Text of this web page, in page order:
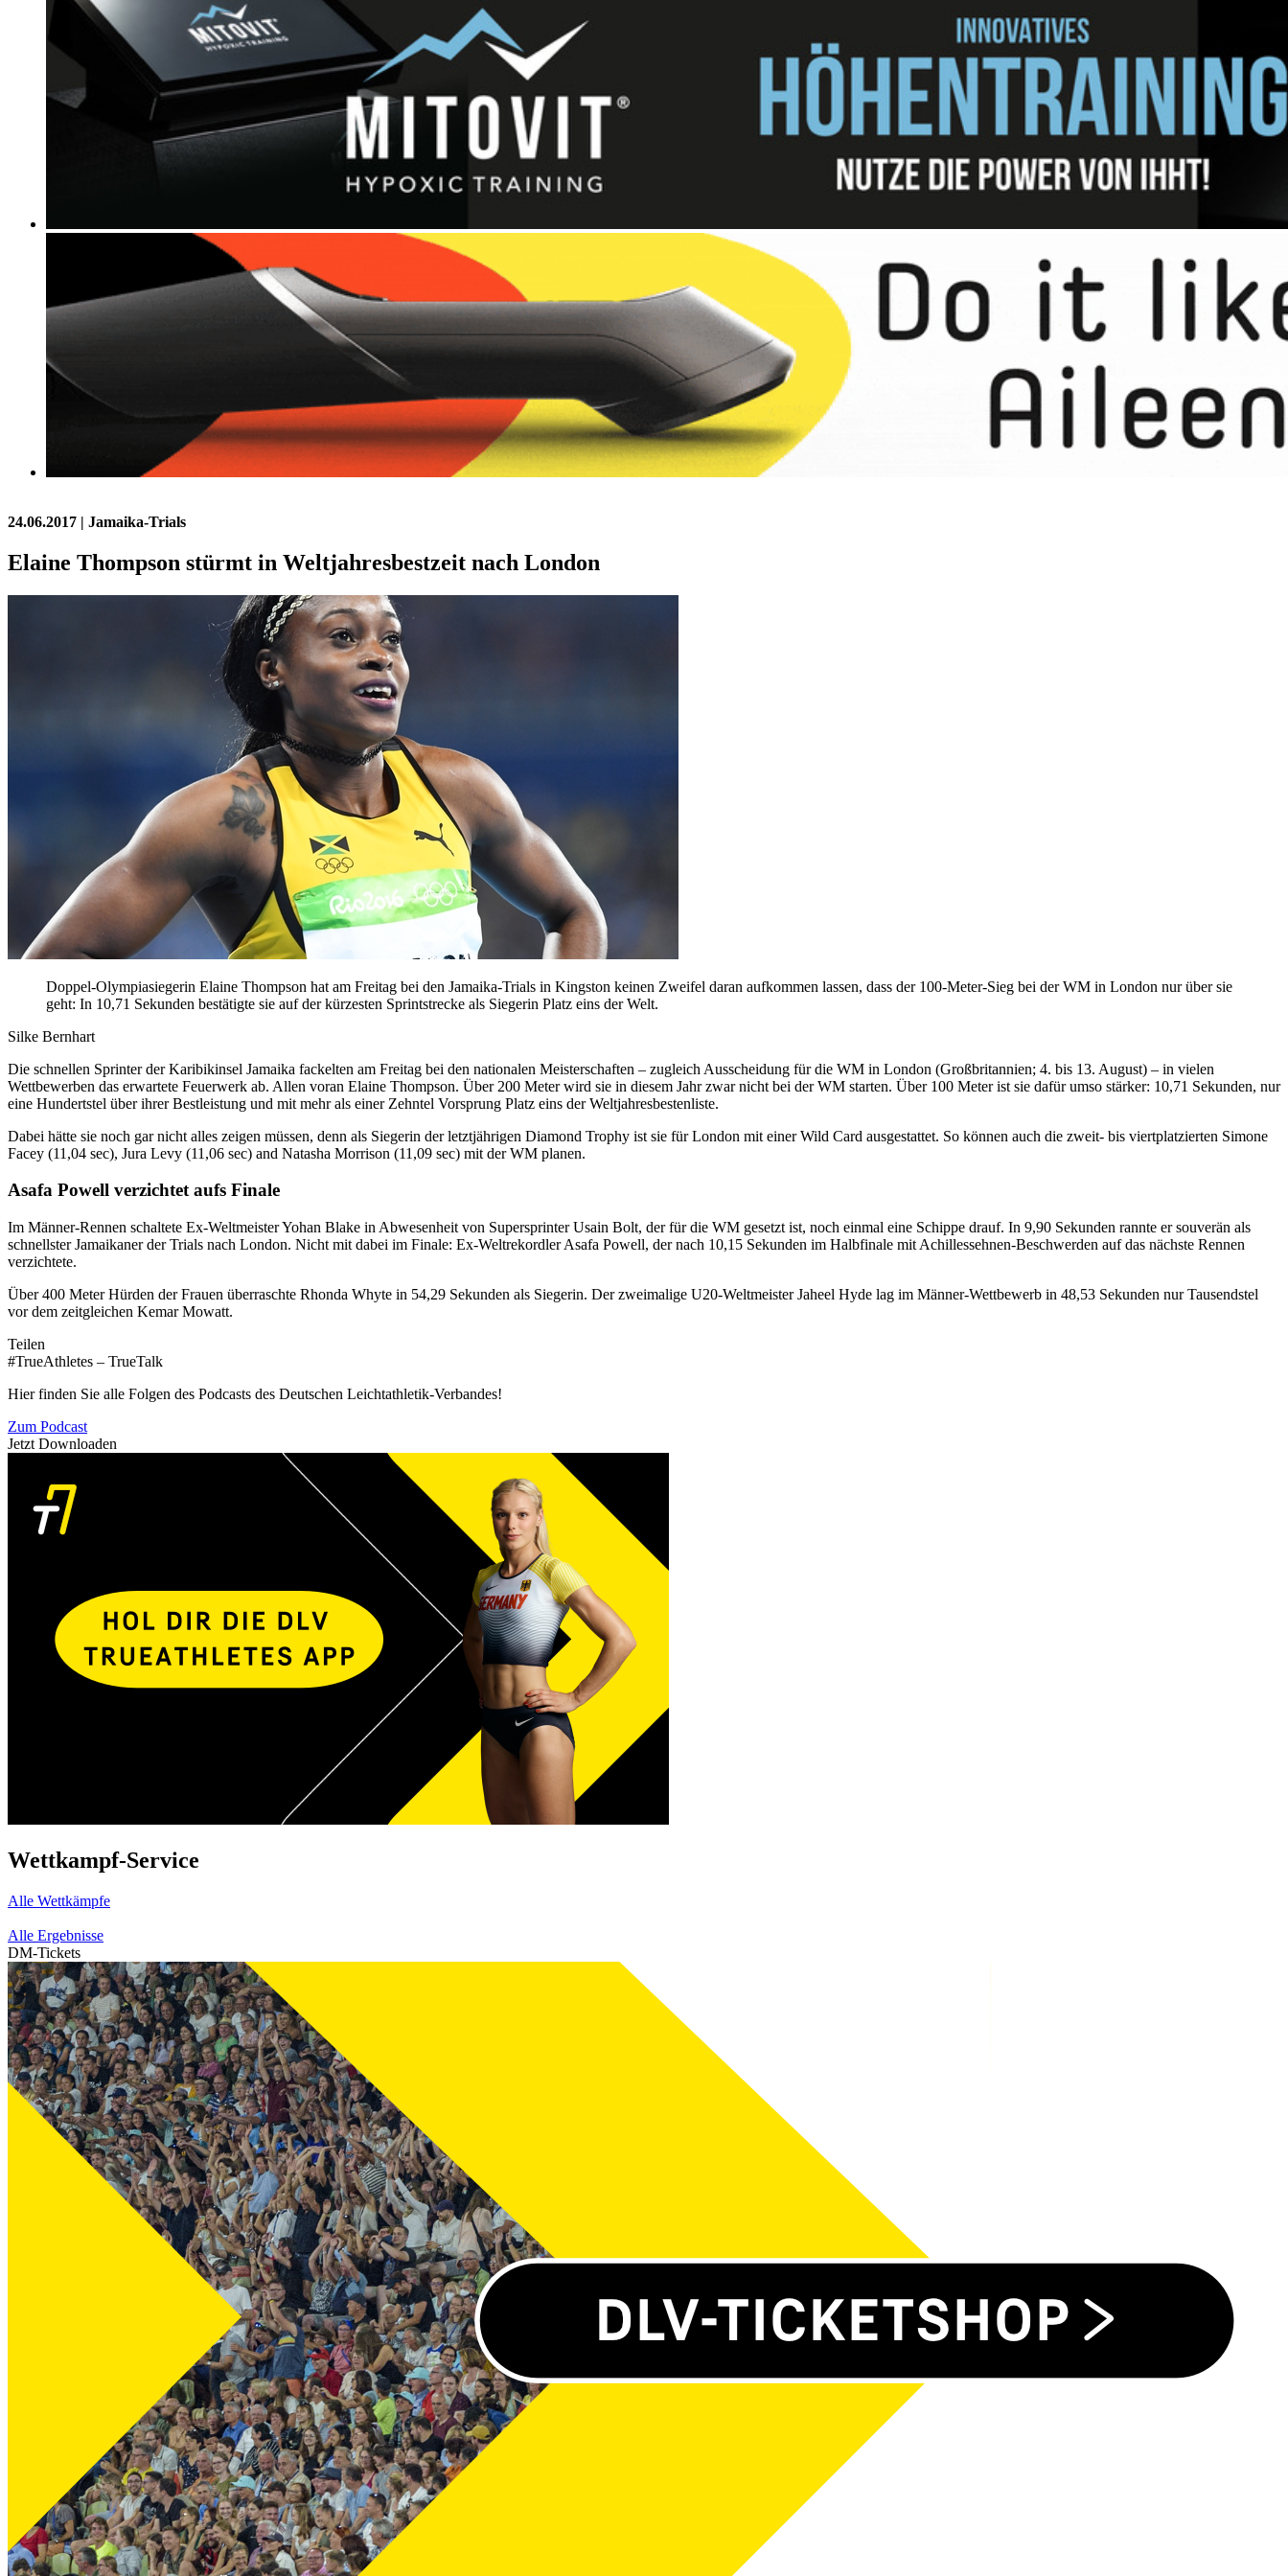
24.06.2017 | Jamaika-Trials
Elaine Thompson stürmt in Weltjahresbestzeit nach London
Doppel-Olympiasiegerin Elaine Thompson hat am Freitag bei den Jamaika-Trials in Kingston keinen Zweifel daran aufkommen lassen, dass der 100-Meter-Sieg bei der WM in London nur über sie
geht: In 10,71 Sekunden bestätigte sie auf der kürzesten Sprintstrecke als Siegerin Platz eins der Welt.
Silke Bernhart
Die schnellen Sprinter der Karibikinsel Jamaika fackelten am Freitag bei den nationalen Meisterschaften – zugleich Ausscheidung für die WM in London (Großbritannien; 4. bis 13. August) – in vielen
Wettbewerben das erwartete Feuerwerk ab. Allen voran Elaine Thompson. Über 200 Meter wird sie in diesem Jahr zwar nicht bei der WM starten. Über 100 Meter ist sie dafür umso stärker: 10,71 Sekunden, nur
eine Hundertstel über ihrer Bestleistung und mit mehr als einer Zehntel Vorsprung Platz eins der Weltjahresbestenliste.
Dabei hätte sie noch gar nicht alles zeigen müssen, denn als Siegerin der letztjährigen Diamond Trophy ist sie für London mit einer Wild Card ausgestattet. So können auch die zweit- bis viertplatzierten Simone
Facey (11,04 sec), Jura Levy (11,06 sec) and Natasha Morrison (11,09 sec) mit der WM planen.
Asafa Powell verzichtet aufs Finale
Im Männer-Rennen schaltete Ex-Weltmeister Yohan Blake in Abwesenheit von Supersprinter Usain Bolt, der für die WM gesetzt ist, noch einmal eine Schippe drauf. In 9,90 Sekunden rannte er souverän als
schnellster Jamaikaner der Trials nach London. Nicht mit dabei im Finale: Ex-Weltrekordler Asafa Powell, der nach 10,15 Sekunden im Halbfinale mit Achillessehnen-Beschwerden auf das nächste Rennen
verzichtete.
Über 400 Meter Hürden der Frauen überraschte Rhonda Whyte in 54,29 Sekunden als Siegerin. Der zweimalige U20-Weltmeister Jaheel Hyde lag im Männer-Wettbewerb in 48,53 Sekunden nur Tausendstel
vor dem zeitgleichen Kemar Mowatt.
Teilen
#TrueAthletes – TrueTalk
Hier finden Sie alle Folgen des Podcasts des Deutschen Leichtathletik-Verbandes!
Zum Podcast
Jetzt Downloaden
Wettkampf-Service
Alle Wettkämpfe
Alle Ergebnisse
DM-Tickets